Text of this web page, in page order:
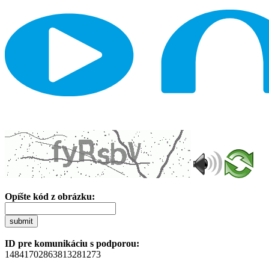
Opíšte kód z obrázku:
submit
ID pre komunikáciu s podporou:
14841702863813281273